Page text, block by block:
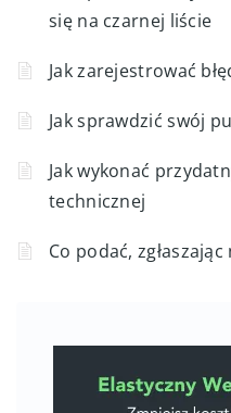
się na czarnej liście
Jak zarejestrować
Jak sprawdzić swój
Jak wykonać
technicznej
Co podać,